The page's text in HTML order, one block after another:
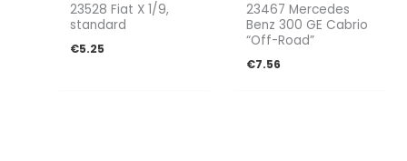
23528 Fiat X 1/9,
standard
€5.25
23467 Mercedes
Benz 300 GE Cabrio
“Off-Road”
€7.56